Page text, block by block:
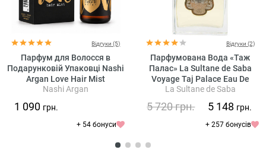
Відгуки (5)
Парфум для Волосся в
Подарунковій Упаковці Nashi
Argan Love Hair Mist
Nashi Argan
1 090 грн.
+ 54 бонуси
Відгуки (2)
Парфумована Вода «Таж
Палас» La Sultane de Saba
Voyage Taj Palace Eau De
Parfum Musk Incense Rose
La Sultane de Saba
5 720грн. 5 148 грн.
+ 257 бонусів